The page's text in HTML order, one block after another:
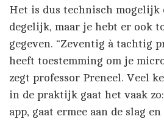
Het is dus technisch mogelijk
degelijk, maar je hebt er ook
gegeven. “Zeventig à tachtig
heeft toestemming om je
zegt professor Preneel. Veel
in de praktijk gaat het vaak
app, gaat ermee aan de slag